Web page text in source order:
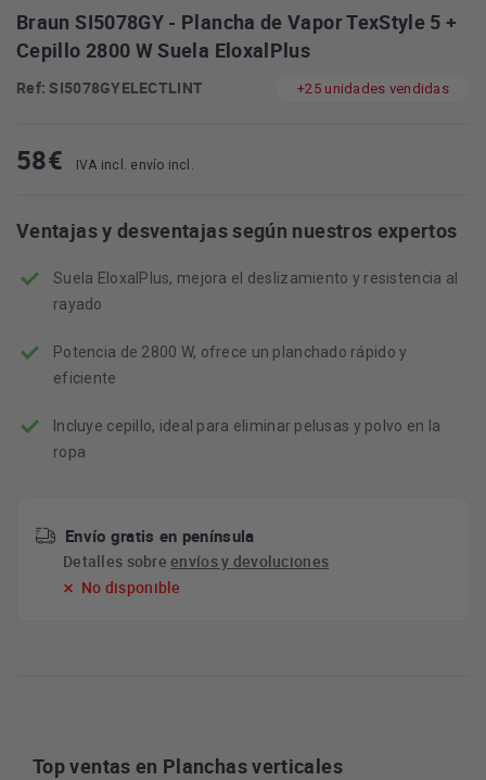
Braun SI5078GY - Plancha de Vapor TexStyle 5 +
Cepillo 2800 W Suela EloxalPlus
Ref: SI5078GYELECTLINT +25 unidades vendidas
58€ IVA incl. envío incl.
Ventajas y desventajas según nuestros expertos
Suela EloxalPlus, mejora el deslizamiento y resistencia al
rayado
Potencia de 2800 W, ofrece un planchado rápido y
eficiente
Incluye cepillo, ideal para eliminar pelusas y polvo en la
ropa
Envío gratis en península
Detalles sobreenvíos y devoluciones
No disponible
Top ventas en Planchas verticales